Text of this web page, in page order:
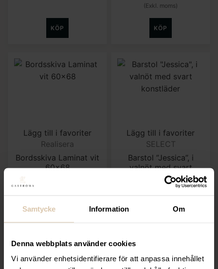
Samtycke Information Om
Denna webbplats använder cookies
Vi använder enhetsidentifierare för att anpassa innehållet
KÖP
(Exkl. moms)
KÖP
Lägg till i favoriter
Realisera
Bordsskiva Laminat vit
60×68
Lägg till i favoriter
SELECT
Barstol ”Jessica”, i
valnöt med svart
konstläder
(Exkl. moms)